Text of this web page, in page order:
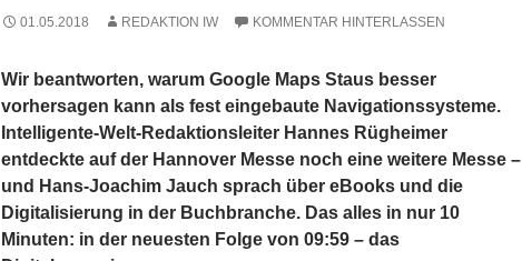
01.05.2018 REDAKTION IW KOMMENTAR HINTERLASSEN
Wir beantworten, warum Google Maps Staus besser
vorhersagen kann als fest eingebaute Navigationssysteme.
Intelligente-Welt-Redaktionsleiter Hannes Rügheimer
entdeckte auf der Hannover Messe noch eine weitere Messe –
und Hans-Joachim Jauch sprach über eBooks und die
Digitalisierung in der Buchbranche. Das alles in nur 10
Minuten: in der neuesten Folge von 09:59 – das